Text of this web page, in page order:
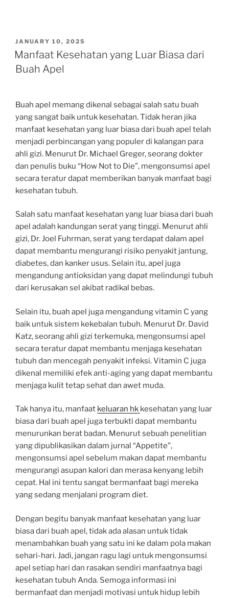
POSTED
ON
JANUARY 10, 2025
Manfaat Kesehatan yang Luar Biasa dari
Buah Apel
Buah apel memang dikenal sebagai salah satu buah
yang sangat baik untuk kesehatan. Tidak heran jika
manfaat kesehatan yang luar biasa dari buah apel telah
menjadi perbincangan yang populer di kalangan para
ahli gizi. Menurut Dr. Michael Greger, seorang dokter
dan penulis buku “How Not to Die”, mengonsumsi apel
secara teratur dapat memberikan banyak manfaat bagi
kesehatan tubuh.
Salah satu manfaat kesehatan yang luar biasa dari buah
apel adalah kandungan serat yang tinggi. Menurut ahli
gizi, Dr. Joel Fuhrman, serat yang terdapat dalam apel
dapat membantu mengurangi risiko penyakit jantung,
diabetes, dan kanker usus. Selain itu, apel juga
mengandung antioksidan yang dapat melindungi tubuh
dari kerusakan sel akibat radikal bebas.
Selain itu, buah apel juga mengandung vitamin C yang
baik untuk sistem kekebalan tubuh. Menurut Dr. David
Katz, seorang ahli gizi terkemuka, mengonsumsi apel
secara teratur dapat membantu menjaga kesehatan
tubuh dan mencegah penyakit infeksi. Vitamin C juga
dikenal memiliki efek anti-aging yang dapat membantu
menjaga kulit tetap sehat dan awet muda.
Tak hanya itu, manfaat keluaran hk kesehatan yang luar
biasa dari buah apel juga terbukti dapat membantu
menurunkan berat badan. Menurut sebuah penelitian
yang dipublikasikan dalam jurnal “Appetite”,
mengonsumsi apel sebelum makan dapat membantu
mengurangi asupan kalori dan merasa kenyang lebih
cepat. Hal ini tentu sangat bermanfaat bagi mereka
yang sedang menjalani program diet.
Dengan begitu banyak manfaat kesehatan yang luar
biasa dari buah apel, tidak ada alasan untuk tidak
menambahkan buah yang satu ini ke dalam pola makan
sehari-hari. Jadi, jangan ragu lagi untuk mengonsumsi
apel setiap hari dan rasakan sendiri manfaatnya bagi
kesehatan tubuh Anda. Semoga informasi ini
bermanfaat dan menjadi motivasi untuk hidup lebih